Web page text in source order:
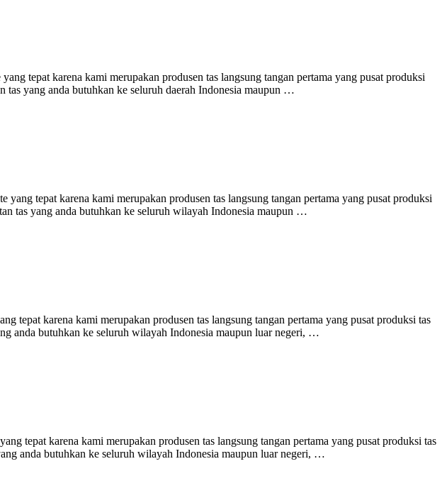
tepat karena kami merupakan produsen tas langsung tangan pertama yang pusat produksi
tas yang anda butuhkan ke seluruh daerah Indonesia maupun …
tepat karena kami merupakan produsen tas langsung tangan pertama yang pusat produksi
tas yang anda butuhkan ke seluruh wilayah Indonesia maupun …
tepat karena kami merupakan produsen tas langsung tangan pertama yang pusat produksi tas
anda butuhkan ke seluruh wilayah Indonesia maupun luar negeri, …
tepat karena kami merupakan produsen tas langsung tangan pertama yang pusat produksi tas
anda butuhkan ke seluruh wilayah Indonesia maupun luar negeri, …